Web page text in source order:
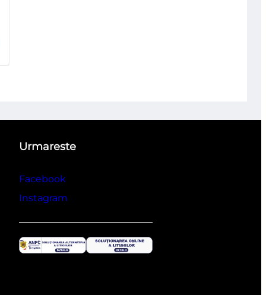
Urmareste
Facebook
Instagram